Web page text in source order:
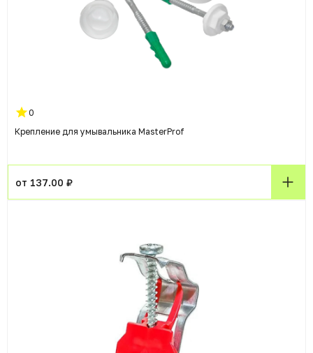
0
Крепление для умывальника MasterProf
от 137.00 ₽